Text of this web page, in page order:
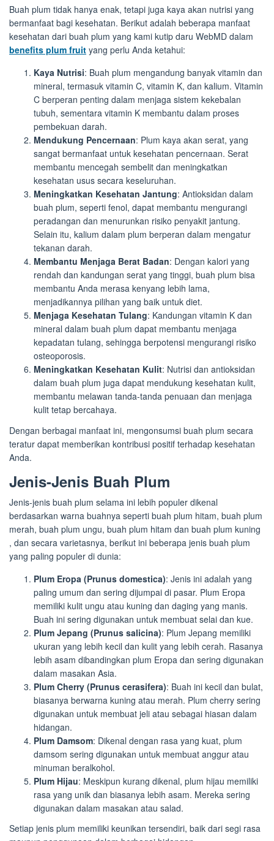
Buah plum tidak hanya enak, tetapi juga kaya akan nutrisi yang
bermanfaat bagi kesehatan. Berikut adalah beberapa manfaat
kesehatan dari buah plum yang kami kutip daru WebMD dalam
benefits plum fruit yang perlu Anda ketahui:
Kaya Nutrisi: Buah plum mengandung banyak vitamin dan
mineral, termasuk vitamin C, vitamin K, dan kalium. Vitamin
C berperan penting dalam menjaga sistem kekebalan
tubuh, sementara vitamin K membantu dalam proses
pembekuan darah.
Mendukung Pencernaan: Plum kaya akan serat, yang
sangat bermanfaat untuk kesehatan pencernaan. Serat
membantu mencegah sembelit dan meningkatkan
kesehatan usus secara keseluruhan.
Meningkatkan Kesehatan Jantung: Antioksidan dalam
buah plum, seperti fenol, dapat membantu mengurangi
peradangan dan menurunkan risiko penyakit jantung.
Selain itu, kalium dalam plum berperan dalam mengatur
tekanan darah.
Membantu Menjaga Berat Badan: Dengan kalori yang
rendah dan kandungan serat yang tinggi, buah plum bisa
membantu Anda merasa kenyang lebih lama,
menjadikannya pilihan yang baik untuk diet.
Menjaga Kesehatan Tulang: Kandungan vitamin K dan
mineral dalam buah plum dapat membantu menjaga
kepadatan tulang, sehingga berpotensi mengurangi risiko
osteoporosis.
Meningkatkan Kesehatan Kulit: Nutrisi dan antioksidan
dalam buah plum juga dapat mendukung kesehatan kulit,
membantu melawan tanda-tanda penuaan dan menjaga
kulit tetap bercahaya.
Dengan berbagai manfaat ini, mengonsumsi buah plum secara
teratur dapat memberikan kontribusi positif terhadap kesehatan
Anda.
Jenis-Jenis Buah Plum
Jenis-jenis buah plum selama ini lebih populer dikenal
berdasarkan warna buahnya seperti buah plum hitam, buah plum
merah, buah plum ungu, buah plum hitam dan buah plum kuning
, dan secara varietasnya, berikut ini beberapa jenis buah plum
yang paling populer di dunia:
Plum Eropa (Prunus domestica): Jenis ini adalah yang
paling umum dan sering dijumpai di pasar. Plum Eropa
memiliki kulit ungu atau kuning dan daging yang manis.
Buah ini sering digunakan untuk membuat selai dan kue.
Plum Jepang (Prunus salicina): Plum Jepang memiliki
ukuran yang lebih kecil dan kulit yang lebih cerah. Rasanya
lebih asam dibandingkan plum Eropa dan sering digunakan
dalam masakan Asia.
Plum Cherry (Prunus cerasifera): Buah ini kecil dan bulat,
biasanya berwarna kuning atau merah. Plum cherry sering
digunakan untuk membuat jeli atau sebagai hiasan dalam
hidangan.
Plum Damsom: Dikenal dengan rasa yang kuat, plum
damsom sering digunakan untuk membuat anggur atau
minuman beralkohol.
Plum Hijau: Meskipun kurang dikenal, plum hijau memiliki
rasa yang unik dan biasanya lebih asam. Mereka sering
digunakan dalam masakan atau salad.
Setiap jenis plum memiliki keunikan tersendiri, baik dari segi rasa